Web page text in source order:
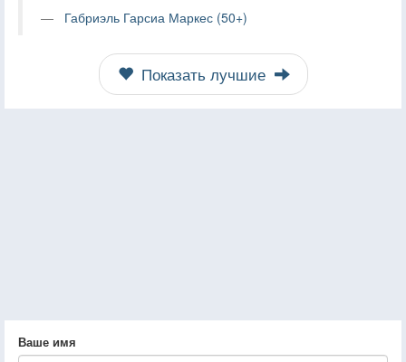
Габриэль Гарсиа Маркес (50+)
Показать лучшие
Ваше имя